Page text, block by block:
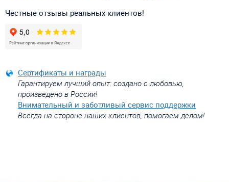
Честные отзывы реальных клиентов!
Сертификаты и награды
Гарантируем лучший опыт: создано с любовью,
произведено в России!
Внимательный и заботливый сервис поддержки
Всегда на стороне наших клиентов, помогаем делом!